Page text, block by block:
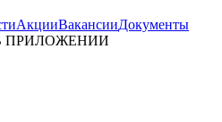
АкцииВакансииДокументы
ПРИЛОЖЕНИИ